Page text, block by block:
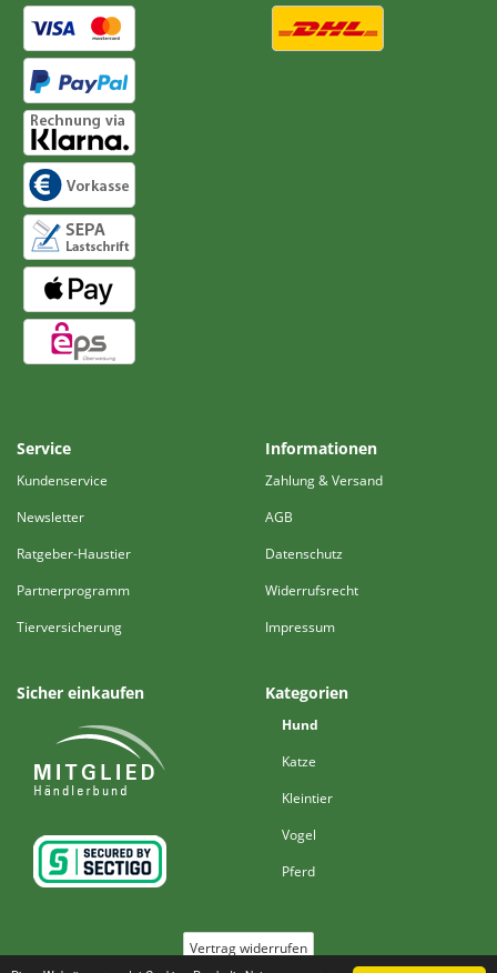
Service
Kundenservice
Newsletter
Ratgeber-Haustier
Partnerprogramm
Tierversicherung
Informationen
Zahlung & Versand
AGB
Datenschutz
Widerrufsrecht
Impressum
Sicher einkaufen Kategorien
Hund
Katze
Kleintier
Vogel
Pferd
Vertrag widerrufen